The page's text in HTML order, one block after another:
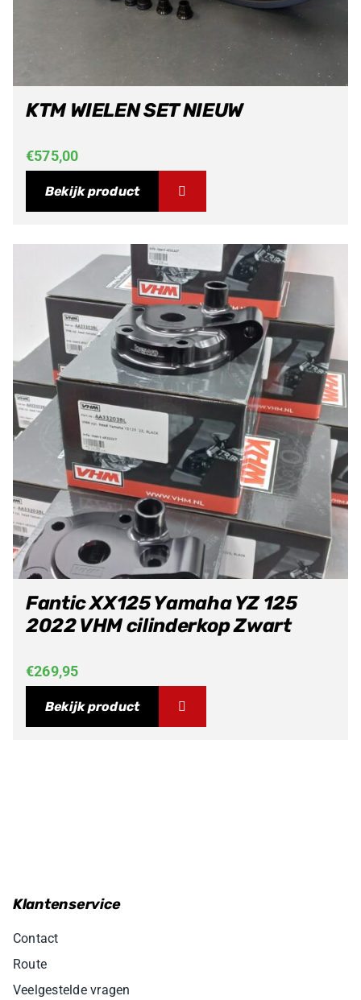
KTM WIELEN SET NIEUW
€575,00
Bekijk product
Fantic XX125 Yamaha YZ 125
2022 VHM cilinderkop Zwart
€269,95
Bekijk product
Klantenservice
Contact
Route
Veelgestelde vragen